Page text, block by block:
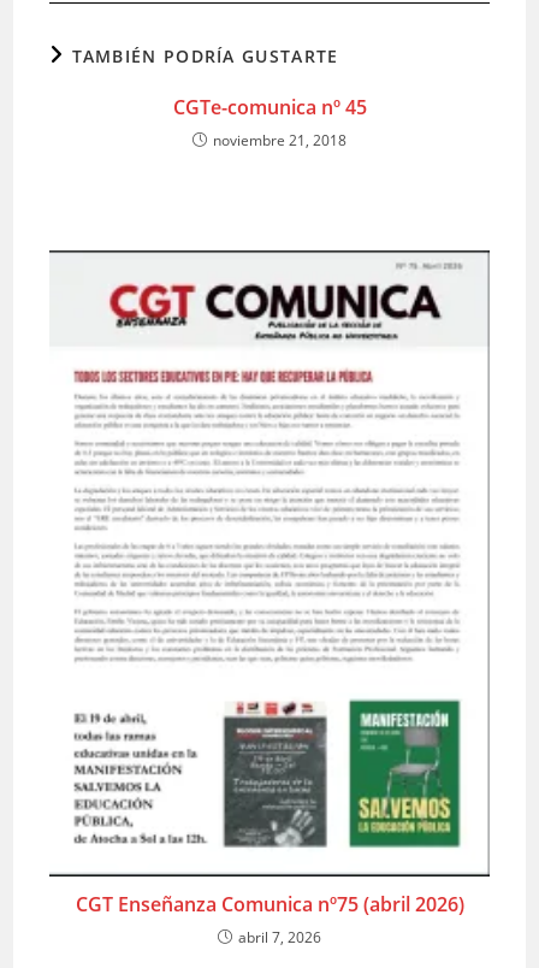
TAMBIÉN PODRÍA GUSTARTE
CGTe-comunica nº 45
noviembre 21, 2018
CGT Enseñanza Comunica nº75 (abril 2026)
abril 7, 2026